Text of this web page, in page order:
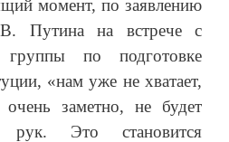
момент, по заявлению
Путина на встрече с
по подготовке
«нам уже не хватает,
заметно, не будет
рук. Это становится